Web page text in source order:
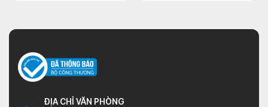
ĐỊA CHỈ VĂN PHÒNG